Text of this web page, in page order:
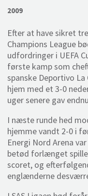
2009
Efter at have sikret
Champions League
udfordringer i UEFA
første kamp som
spanske Deportivo La
hjem med et 3-0
uger senere gav
I næste runde hed
hjemme vandt 2-0 i
Energi Nord Arena
betød forlænget
scoret, og
englænderne